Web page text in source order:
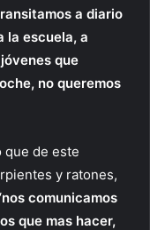
a diario
la escuela, a
que
no queremos
que de este
y ratones,
comunicamos
que mas hacer,